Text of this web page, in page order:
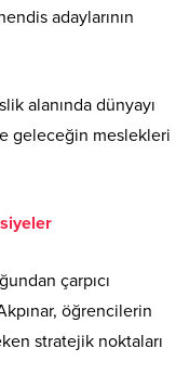
adaylarının
alanında dünyayı
geleceğin meslekleri
çarpıcı
öğrencilerin
stratejik noktaları